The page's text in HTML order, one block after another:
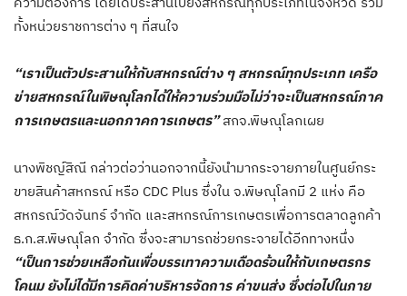
ทั้งหน่วยราชการต่าง ๆ ที่สนใจ
“เราเป็นตัวประสานให้กับสหกรณ์ต่าง ๆ สหกรณ์ทุกประเภท เครือ
ข่ายสหกรณ์ในพิษณุโลกได้ให้ความร่วมมือไม่ว่าจะเป็นสหกรณ์ภาค
การเกษตรและนอกภาคการเกษตร”สกจ.พิษณุโลกเผย
นางพิชญ์สิณี กล่าวต่อว่านอกจากนี้ยังนำมากระจายภายในศูนย์กระ
ขายสินค้าสหกรณ์ หรือ CDC Plus ซึ่งใน จ.พิษณุโลกมี 2 แห่ง คือ
สหกรณ์วัดจันทร์ จำกัด และสหกรณ์การเกษตรเพื่อการตลาดลูกค้า
ธ.ก.ส.พิษณุโลก จำกัด ซึ่งจะสามารถช่วยกระจายได้อีกทางหนึ่ง
“เป็นการช่วยเหลือกันเพื่อบรรเทาความเดือดร้อนให้กับเกษตรกร
โคนม ยังไม่ได้มีการคิดค่าบริหารจัดการ ค่าขนส่ง ซึ่งต่อไปในภาย